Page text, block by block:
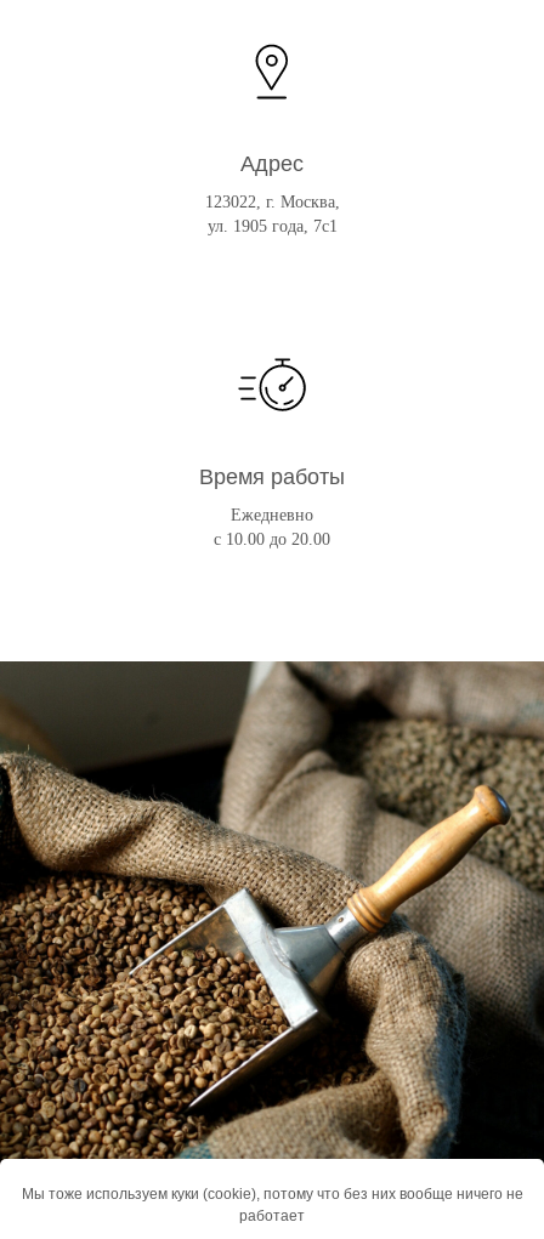
Адрес
123022, г. Москва,
ул. 1905 года, 7с1
Время работы
Ежедневно
с 10.00 до 20.00
Мы тоже используем куки (cookie), потому что без них вообще ничего не
работает